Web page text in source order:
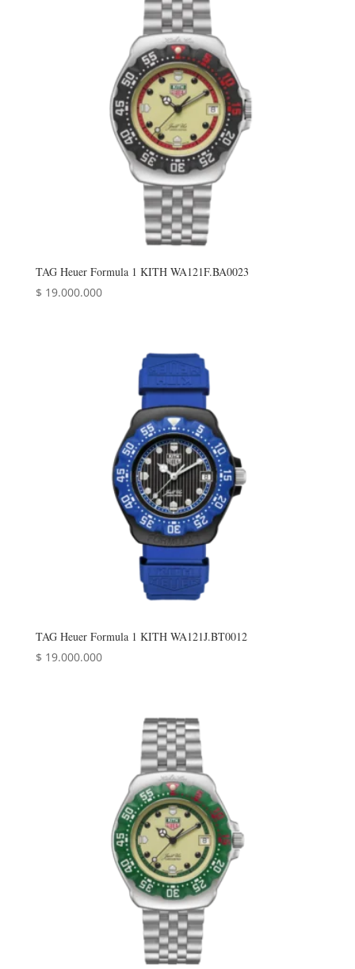
TAG Heuer Formula 1 KITH WA121F.BA0023
$ 19.000.000
TAG Heuer Formula 1 KITH WA121J.BT0012
$ 19.000.000